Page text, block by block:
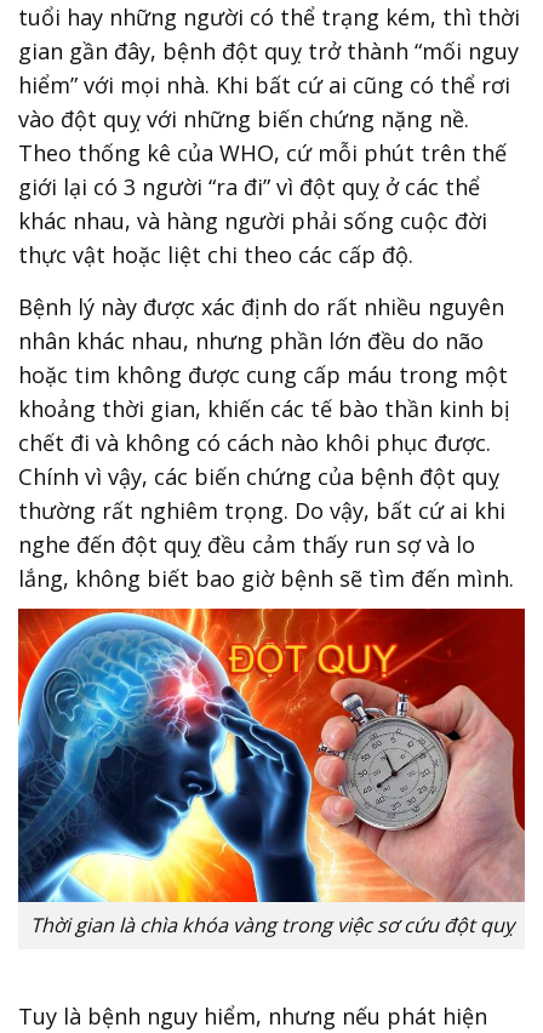
tuổi hay những người có thể trạng kém, thì thời
gian gần đây, bệnh đột quỵ trở thành “mối nguy
hiểm” với mọi nhà. Khi bất cứ ai cũng có thể rơi
vào đột quỵ với những biến chứng nặng nề.
Theo thống kê của WHO, cứ mỗi phút trên thế
giới lại có 3 người “ra đi” vì đột quỵ ở các thể
khác nhau, và hàng người phải sống cuộc đời
thực vật hoặc liệt chi theo các cấp độ.
Bệnh lý này được xác định do rất nhiều nguyên
nhân khác nhau, nhưng phần lớn đều do não
hoặc tim không được cung cấp máu trong một
khoảng thời gian, khiến các tế bào thần kinh bị
chết đi và không có cách nào khôi phục được.
Chính vì vậy, các biến chứng của bệnh đột quỵ
thường rất nghiêm trọng. Do vậy, bất cứ ai khi
nghe đến đột quỵ đều cảm thấy run sợ và lo
lắng, không biết bao giờ bệnh sẽ tìm đến mình.
Thời gian là chìa khóa vàng trong việc sơ cứu đột quỵ
Tuy là bệnh nguy hiểm, nhưng nếu phát hiện